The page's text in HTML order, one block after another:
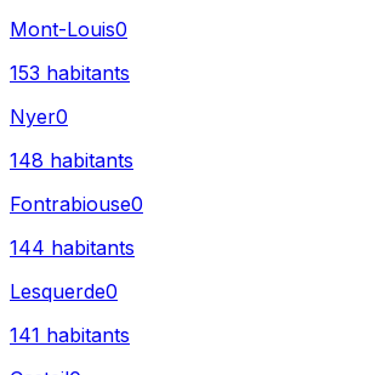
Mont-Louis0
153 habitants
Nyer0
148 habitants
Fontrabiouse0
144 habitants
Lesquerde0
141 habitants